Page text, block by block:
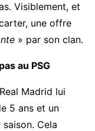
Visiblement, et
une offre
» par son clan.
au PSG
Madrid lui
5 ans et un
Cela